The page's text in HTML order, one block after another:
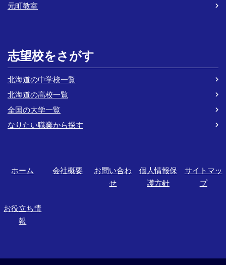
元町教室
志望校をさがす
北海道の中学校一覧
北海道の高校一覧
全国の大学一覧
なりたい職業から探す
ホーム 会社概要
お問い合わ
せ
個人情報保
護方針
サイトマッ
プ
お役立ち情
報